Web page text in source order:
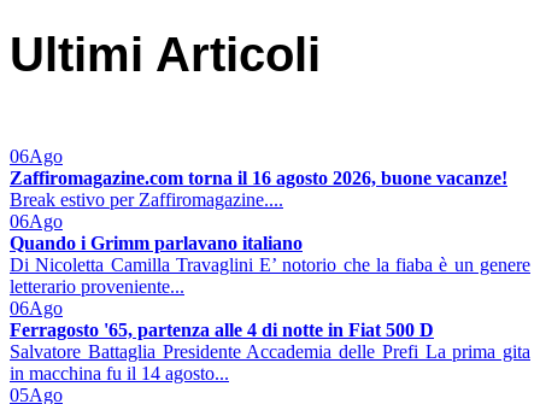
Ultimi Articoli
06Ago
Zaffiromagazine.com torna il 16 agosto 2026, buone vacanze!
Break estivo per Zaffiromagazine....
06Ago
Quando i Grimm parlavano italiano
Di Nicoletta Camilla Travaglini E’ notorio che la fiaba è un genere
letterario proveniente...
06Ago
Ferragosto '65, partenza alle 4 di notte in Fiat 500 D
Salvatore Battaglia Presidente Accademia delle Prefi La prima gita
in macchina fu il 14 agosto...
05Ago